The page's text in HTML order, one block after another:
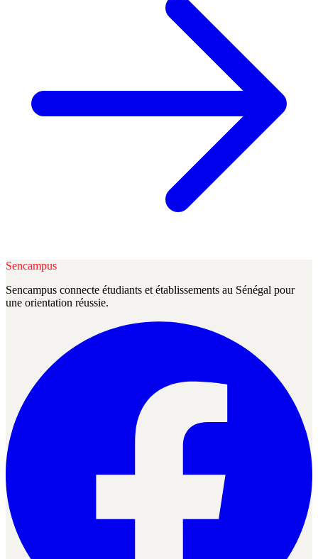
Sencampus
Sencampus connecte étudiants et établissements au Sénégal pour
une orientation réussie.